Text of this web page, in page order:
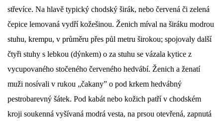
ODKAZY
O NÁS
DŮL NA SLÍDU (NA KOLE)
střevíce. Na hlavě typický chodský širák, nebo červená či zelená
čepice lemovaná vydří kožešinou. Ženich míval na širáku modrou
stuhu, krempu, v průměru přes půl metru širokou; spojovaly další
čtyři stuhy s lebkou (dýnkem) o za stuhu se vázala kytice z
vycupovaného stočeného červeného hedvábí. Ženich a ženatí
muži nosívali v rukou „čakany” o pod krkem hedvábný
pestrobarevný šátek. Pod kabát nebo kožich patří v chodském
kroji soukenná vyšívaná modrá vesta, na prsou otevřená, zapnutá